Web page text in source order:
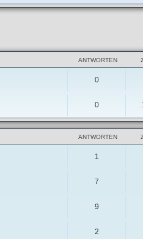
ANTWORTEN
0
0
ANTWORTEN
1
7
9
2